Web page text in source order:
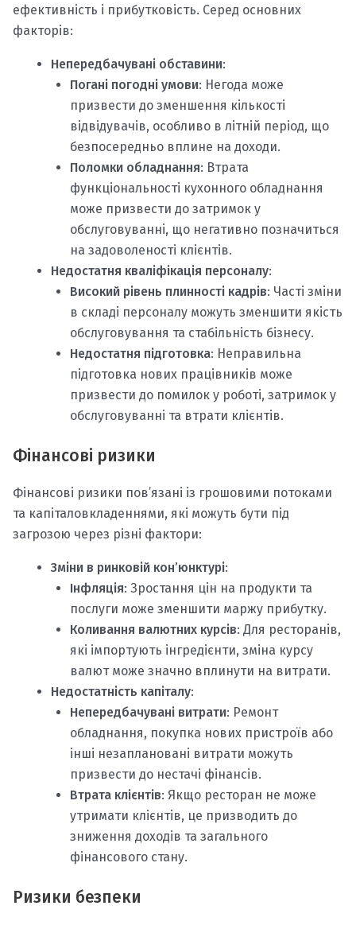
ефективність і прибутковість. Серед основних
факторів:
Непередбачувані обставини:
Погані погодні умови: Негода може
призвести до зменшення кількості
відвідувачів, особливо в літній період, що
безпосередньо вплине на доходи.
Поломки обладнання: Втрата
функціональності кухонного обладнання
може призвести до затримок у
обслуговуванні, що негативно позначиться
на задоволеності клієнтів.
Недостатня кваліфікація персоналу:
Високий рівень плинності кадрів: Часті зміни
в складі персоналу можуть зменшити якість
обслуговування та стабільність бізнесу.
Недостатня підготовка: Неправильна
підготовка нових працівників може
призвести до помилок у роботі, затримок у
обслуговуванні та втрати клієнтів.
Фінансові ризики
Фінансові ризики пов’язані із грошовими потоками
та капіталовкладеннями, які можуть бути під
загрозою через різні фактори:
Зміни в ринковій кон’юнктурі:
Інфляція: Зростання цін на продукти та
послуги може зменшити маржу прибутку.
Коливання валютних курсів: Для ресторанів,
які імпортують інгредієнти, зміна курсу
валют може значно вплинути на витрати.
Недостатність капіталу:
Непередбачувані витрати: Ремонт
обладнання, покупка нових пристроїв або
інші незаплановані витрати можуть
призвести до нестачі фінансів.
Втрата клієнтів: Якщо ресторан не може
утримати клієнтів, це призводить до
зниження доходів та загального
фінансового стану.
Ризики безпеки